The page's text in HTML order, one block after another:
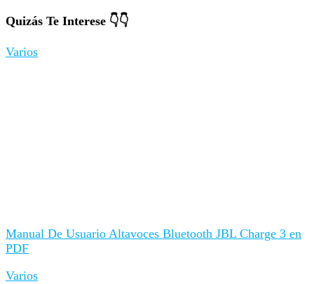
Quizás Te Interese 👇👇
Varios
Manual De Usuario Altavoces Bluetooth JBL Charge 3 en
PDF
Varios